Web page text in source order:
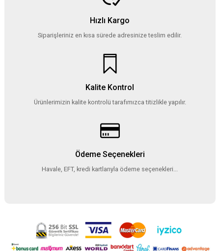
Hızlı Kargo
Siparişleriniz en kısa sürede adresinize teslim edilir.
Kalite Kontrol
Ürünlerimizin kalite kontrolü tarafımızca titizlikle yapılır.
Ödeme Seçenekleri
Havale, EFT, kredi kartlarıyla ödeme seçenekleri...